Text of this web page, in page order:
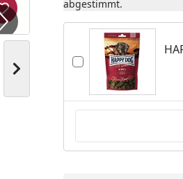
Nächstes Bild anzeigen
Produkt zur Wunschliste
abgestimmt.